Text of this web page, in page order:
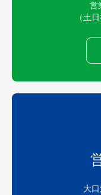
営
（土
大